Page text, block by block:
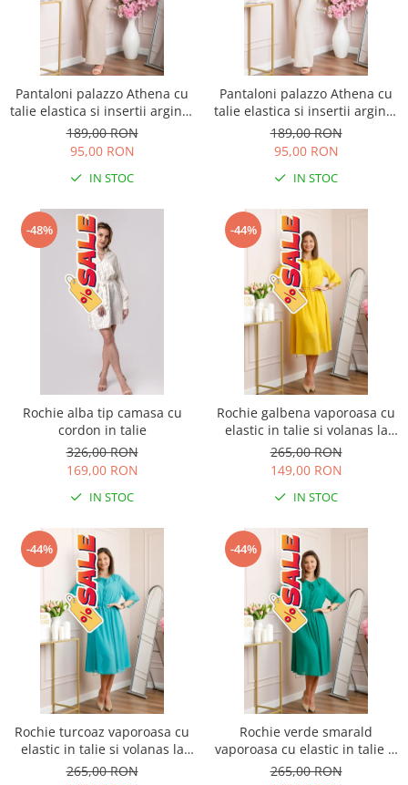
Pantaloni palazzo Athena cu
talie elastica si insertii argintii
- Bej
189,00 RON
95,00 RON
IN STOC
Pantaloni palazzo Athena cu
talie elastica si insertii argintii
- Ecru
189,00 RON
95,00 RON
IN STOC
-48%
Rochie alba tip camasa cu
cordon in talie
326,00 RON
169,00 RON
IN STOC
-44%
Rochie galbena vaporoasa cu
elastic in talie si volanas la
decolteu Allegra
265,00 RON
149,00 RON
IN STOC
-44%
Rochie turcoaz vaporoasa cu
elastic in talie si volanas la
decolteu Allegra
265,00 RON
-44%
Rochie verde smarald
vaporoasa cu elastic in talie si
volanas la decolteu Allegra
265,00 RON